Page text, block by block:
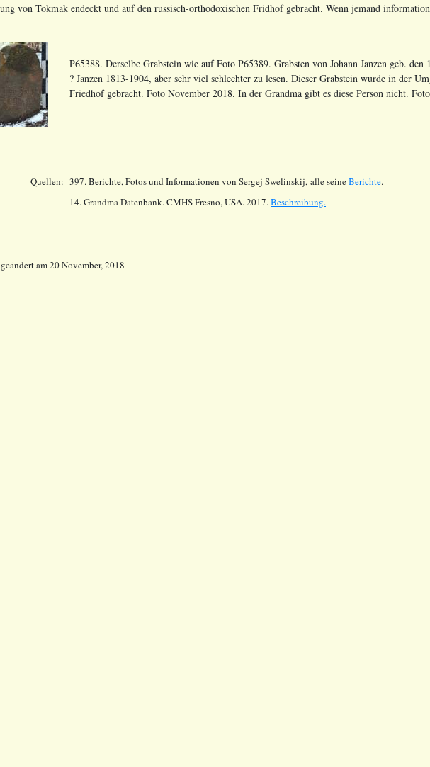
von Tokmak endeckt und auf den russisch-orthodoxischen Fridhof gebracht. Wenn jemand
P65388. Derselbe Grabstein wie auf Foto P65389. Grabsten von Johann Janzen geb.
? Janzen 1813-1904, aber sehr viel schlechter zu lesen. Dieser Grabstein wurde in der
Friedhof gebracht. Foto November 2018. In der Grandma gibt es diese Person nicht.
Quellen: 397. Berichte, Fotos und Informationen von Sergej Swelinskij, alle seineBerichte.
14.Grandma Datenbank. CMHS Fresno, USA. 2017.Beschreibung.
am20 November, 2018